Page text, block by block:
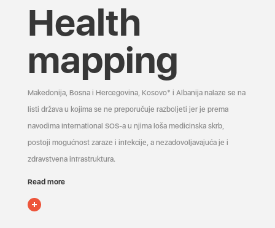
Health
mapping
Makedonija, Bosna i Hercegovina, Kosovo* i Albanija nalaze se na
listi država u kojima se ne preporučuje razboljeti jer je prema
navodima International SOS-a u njima loša medicinska skrb,
postoji mogućnost zaraze i infekcije, a nezadovoljavajuća je i
zdravstvena infrastruktura.
Read more